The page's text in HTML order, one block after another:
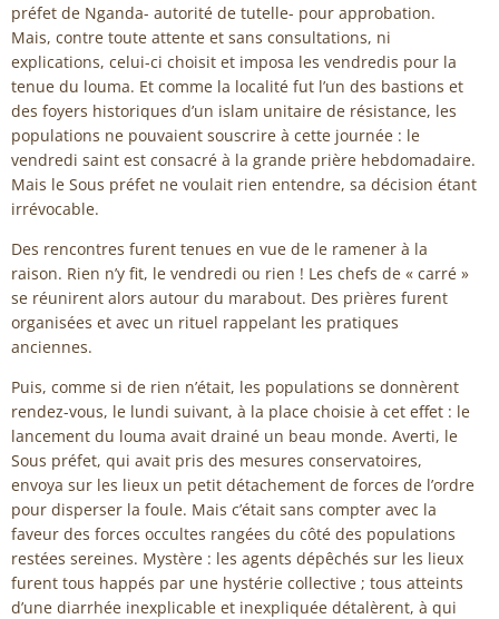
préfet de Nganda- autorité de tutelle- pour approbation.
Mais, contre toute attente et sans consultations, ni
explications, celui-ci choisit et imposa les vendredis pour la
tenue du louma. Et comme la localité fut l’un des bastions et
des foyers historiques d’un islam unitaire de résistance, les
populations ne pouvaient souscrire à cette journée : le
vendredi saint est consacré à la grande prière hebdomadaire.
Mais le Sous préfet ne voulait rien entendre, sa décision étant
irrévocable.
Des rencontres furent tenues en vue de le ramener à la
raison. Rien n’y fit, le vendredi ou rien ! Les chefs de « carré »
se réunirent alors autour du marabout. Des prières furent
organisées et avec un rituel rappelant les pratiques
anciennes.
Puis, comme si de rien n’était, les populations se donnèrent
rendez-vous, le lundi suivant, à la place choisie à cet effet : le
lancement du louma avait drainé un beau monde. Averti, le
Sous préfet, qui avait pris des mesures conservatoires,
envoya sur les lieux un petit détachement de forces de l’ordre
pour disperser la foule. Mais c’était sans compter avec la
faveur des forces occultes rangées du côté des populations
restées sereines. Mystère : les agents dépêchés sur les lieux
furent tous happés par une hystérie collective ; tous atteints
d’une diarrhée inexplicable et inexpliquée détalèrent, à qui